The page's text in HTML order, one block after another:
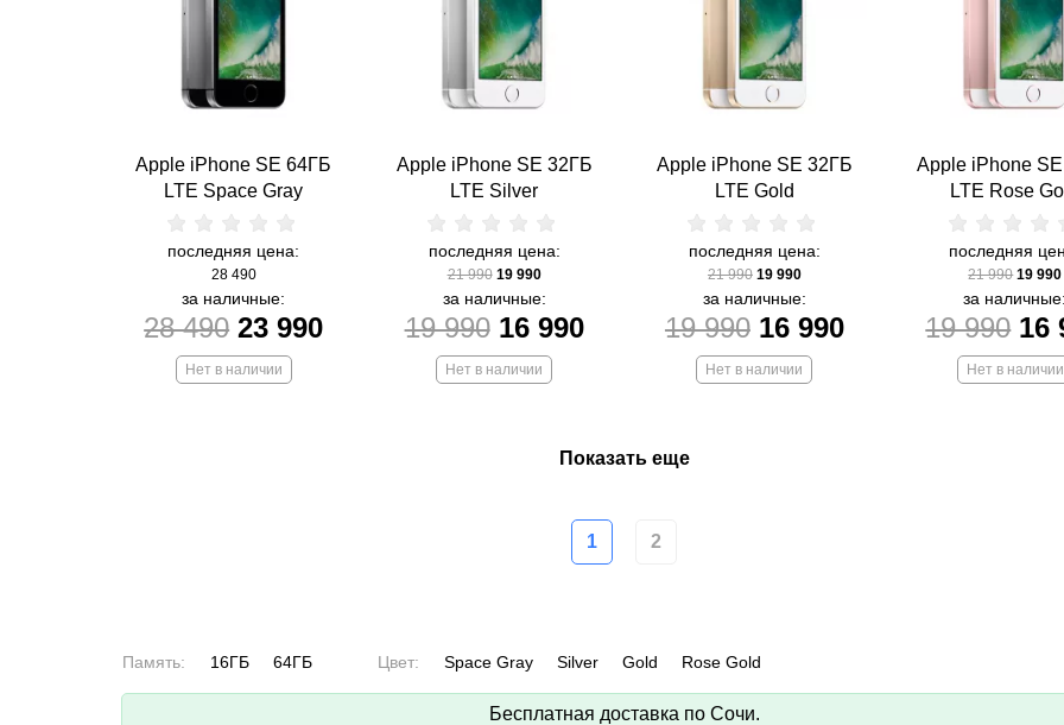
Apple iPhone SE 64ГБ
LTE Space Gray
последняя цена:
28 490
за наличные:
28 490 23 990
Нет в наличии
Apple iPhone SE 32ГБ
LTE Silver
последняя цена:
21 990 19 990
за наличные:
19 990 16 990
Нет в наличии
Apple iPhone SE 32ГБ
LTE Gold
последняя цена:
21 990 19 990
за наличные:
19 990 16 990
Нет в наличии
Apple iPhone
LTE Rose
последняя
21 990 19 990
за наличные:
19 990 16
Нет в наличии
Показать еще
1 2
Память: 16ГБ 64ГБ Цвет: Space Gray Silver Gold Rose Gold
Бесплатная доставка по Сочи.